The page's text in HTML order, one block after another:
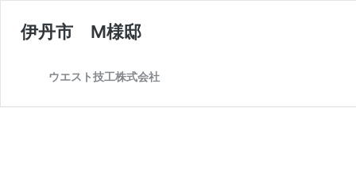
伊丹市 M様邸
ウエスト技工株式会社